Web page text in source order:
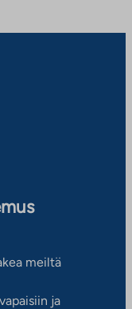
meiltä
ja